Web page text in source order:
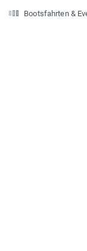
Bootsfahrten &